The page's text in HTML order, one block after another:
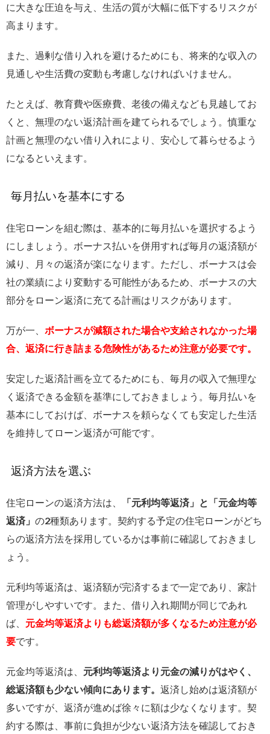
に大きな圧迫を与え、生活の質が大幅に低下するリスクが
高まります。
また、過剰な借り入れを避けるためにも、将来的な収入の
見通しや生活費の変動も考慮しなければいけません。
たとえば、教育費や医療費、老後の備えなども見越してお
くと、無理のない返済計画を建てられるでしょう。慎重な
計画と無理のない借り入れにより、安心して暮らせるよう
になるといえます。
毎月払いを基本にする
住宅ローンを組む際は、基本的に毎月払いを選択するよう
にしましょう。ボーナス払いを併用すれば毎月の返済額が
減り、月々の返済が楽になります。ただし、ボーナスは会
社の業績により変動する可能性があるため、ボーナスの大
部分をローン返済に充てる計画はリスクがあります。
万が一、 ボーナスが減額された場合や支給されなかった場
合、返済に行き詰まる危険性があるため注意が必要です。
安定した返済計画を立てるためにも、毎月の収入で無理な
く返済できる金額を基準にしておきましょう。毎月払いを
基本にしておけば、ボーナスを頼らなくても安定した生活
を維持してローン返済が可能です。
返済方法を選ぶ
住宅ローンの返済方法は、
「元利均等返済」と「元金均等
返済」 の2種類あります。契約する予定の住宅ローンがどち
らの返済方法を採用しているかは事前に確認しておきまし
ょう。
元利均等返済は、 返済額が完済するまで一定であり、家計
管理がしやすいです。
また、借り入れ期間が同じであれ
ば、 元金均等返済よりも総返済額が多くなるため注意が必
要です。
元金均等返済は、 元利均等返済より元金の減りがはやく、
総返済額も少ない傾向にあります。 返済し始めは返済額が
多いですが、返済が進めば徐々に額は少なくなります。契
約する際は、事前に負担が少ない返済方法を確認しておき